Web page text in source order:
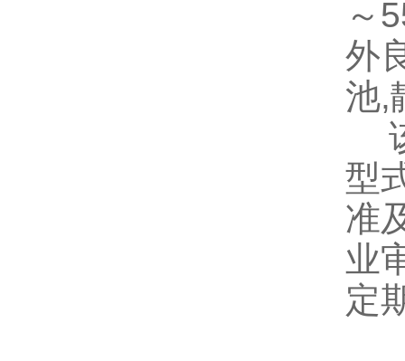
～
外
池,
型
准
业
定